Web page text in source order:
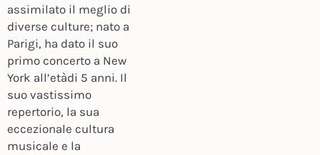
assimilato il meglio di
diverse culture; nato a
Parigi, ha dato il suo
primo concerto a New
York all’etàdi 5 anni. Il
suo vastissimo
repertorio, la sua
eccezionale cultura
musicale e la